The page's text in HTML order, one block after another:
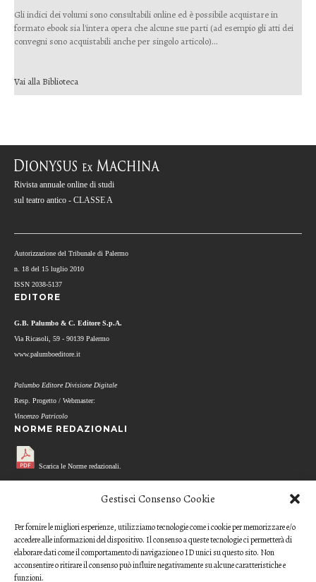
Gestisci Consenso Cookie
Per fornire le migliori esperienze, utilizziamo tecnologie come i cookie per memorizzare e/o
accedere alle informazioni del dispositivo. Il consenso a queste tecnologie ci permetterà di
elaborare dati come il comportamento di navigazione o ID unici su questo sito. Non
acconsentire o ritirare il consenso può influire negativamente su alcune caratteristiche e
funzioni.
Gli indici dei volumi sono consultabili online ed è possibile acquistare in
formato ebook sia l'intera opera che alcune sue parti (ad esempio gli atti dei
convegni sono acquistabili anche per singolo articolo)...
Vai alla Biblioteca
Rivista annuale online di studi
sul teatro antico - CLASSE A
Autorizzazione del Tribunale di Palermo
n. 18 del 15 luglio 2010
ISSN 2038-5137
EDITORE
G.B. Palumbo & C. Editore S.p.A.
Via Ricasoli, 59 - 90139 Palermo
www.palumboeditore.it
Palumbo Editore Divisione Digitale
Resp. Progetto / Webmaster:
Vincenzo Patricolo
NORME REDAZIONALI
Scarica le Norme redazionali.
MODELLO REFEREE
Scarica il questionario di valutazione
(modello per i referee)
CODICE ETICO